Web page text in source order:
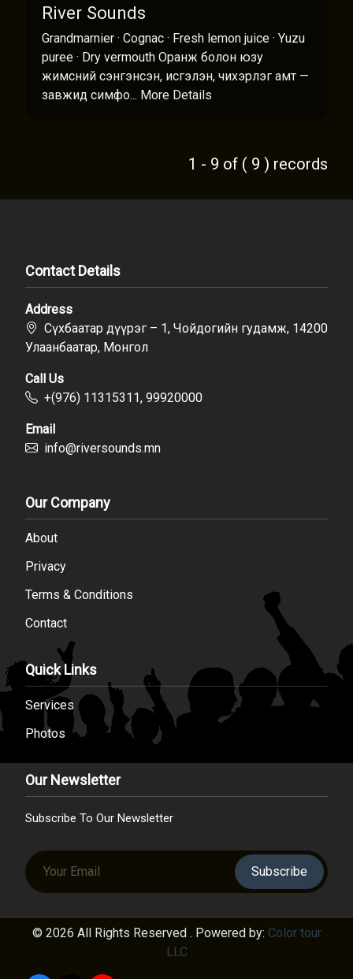
River Sounds
Grandmarnier · Cognac · Fresh lemon juice · Yuzu
puree · Dry vermouth Оранж болон юзу
жимсний сэнгэнсэн, исгэлэн, чихэрлэг амт —
завжид симфо... More Details
1 - 9 of ( 9 ) records
Contact Details
Address
Сүхбаатар дүүрэг – 1, Чойдогийн гудамж, 14200
Улаанбаатар, Монгол
Call Us
+(976) 11315311, 99920000
Email
info@riversounds.mn
Our Company
About
Privacy
Terms & Conditions
Contact
Quick Links
Services
Photos
Our Newsletter
Subscribe To Our Newsletter
Subscribe
© 2026 All Rights Reserved . Powered by: Color tour
LLC